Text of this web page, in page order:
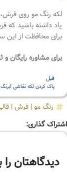
لکه رنگ مو روی فرش،
یاد داشته باشید
برای محافظت از این
برای مشاوره رایگان
قبل
پاک کردن لکه نقاشی
رنگ مو| فرش|
اشتراک گذاری:
دیدگاهتان را